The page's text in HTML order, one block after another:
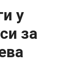
у
за